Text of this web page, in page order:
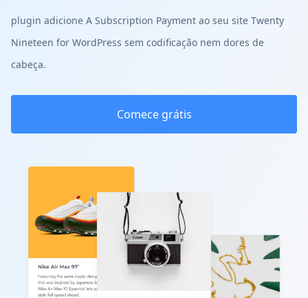
plugin adicione A Subscription Payment ao seu site Twenty
Nineteen for WordPress sem codificação nem dores de
cabeça.
Comece grátis